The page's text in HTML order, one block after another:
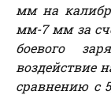
мм на
мм-7 мм за
боевого
воздействие
сравнению с